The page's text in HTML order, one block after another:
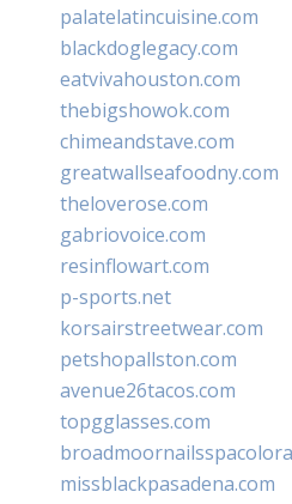
palatelatincuisine.com
blackdoglegacy.com
eatvivahouston.com
thebigshowok.com
chimeandstave.com
greatwallseafoodny.com
theloverose.com
gabriovoice.com
resinflowart.com
p-sports.net
korsairstreetwear.com
petshopallston.com
avenue26tacos.com
topgglasses.com
missblackpasadena.com